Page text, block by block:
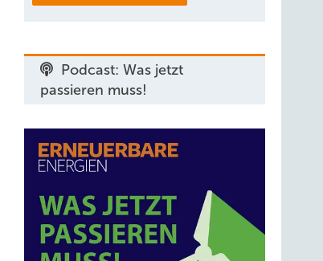
Podcast: Was jetzt
passieren muss!